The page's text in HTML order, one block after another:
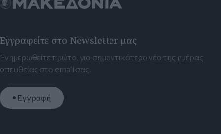
Εγγραφείτε στο Newsletter μας
Ενημερωθείτε πρώτοι για σημαντικότερα νέα της ημέρας
απευθείας στο email σας.
Εγγραφή